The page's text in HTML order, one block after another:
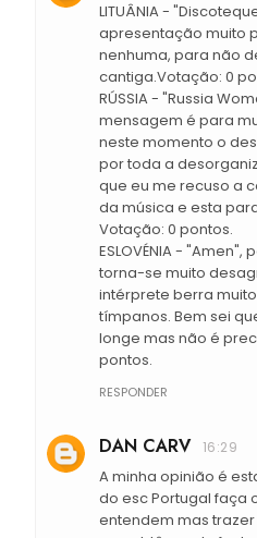
LITUÂNIA -
apresentação muito
nenhuma, para não
cantiga.Votação: 0
RÚSSIA - "Russia
mensagem é para
neste momento o
por toda a
que eu me recuso a
da música e esta
Votação: 0 pontos.
ESLOVÉNIA -
torna-se muito
intérprete berra
tímpanos. Bem sei
longe mas não é
pontos.
RESPONDER
DAN CARV 16:29
A minha opinião é
do esc Portugal faça
entendem mas